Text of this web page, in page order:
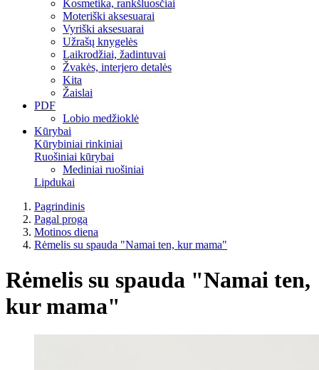
Kosmetika, rankšluosčiai
Moteriški aksesuarai
Vyriški aksesuarai
Užrašų knygelės
Laikrodžiai, žadintuvai
Žvakės, interjero detalės
Kita
Žaislai
PDF
Lobio medžioklė
Kūrybai
Kūrybiniai rinkiniai
Ruošiniai kūrybai
Mediniai ruošiniai
Lipdukai
Pagrindinis
Pagal progą
Motinos diena
Rėmelis su spauda "Namai ten, kur mama"
Rėmelis su spauda "Namai ten,
kur mama"